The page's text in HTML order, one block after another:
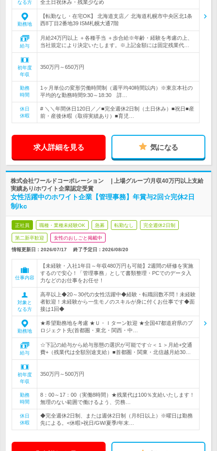
なる方
全土日祝休み・残業少なめ
勤務地
【転勤なし・在宅OK】 北海道支店／ 北海道札幌市中央区北1条
西8丁目2番地39 ISM札幌大通7階
給与
月給24万円以上 ＋各種手当 ＋歩合給※年齢・経験を考慮の上、
当社規定により決定いたします。※上記金額には固定残業代…
初年度
年収
350万円～650万円
勤務
時間
1ヶ月単位の変形労働時間制（週平均40時間以内）※東京本社の
平均的な勤務時間9:30～18:30 詳…
休日
休暇
# ＼＼年間休日120日／／■完全週休2日制（土日休み）■祝日■産
前・産後休暇（取得実績あり）■育児…
求人詳細を見る 気になる
株式会社ワールドコーポレーション | 上場グループ/月収40万円以上支給
実績あり/ホワイト企業認定受賞
女性活躍中のホワイト企業【管理事務】年賞与2回☆完休2日
制/kc
正社員 職種・業種未経験OK 急募 転勤なし 完全週休2日制
第二新卒歓迎 女性のおしごと掲載中
情報更新日：2026/07/17 終了予定日： 2026/08/20
仕事内容
【未経験・入社1年目～年収480万円も可能】2週間の研修を実施
するので安心！「管理事務」として書類整理・PCでのデータ入
力などのお仕事をお任せ！
対象と
なる方
高卒以上◆20～30代の女性活躍中◆経験・転職回数不問！未経験
者歓迎！未経験から一生モノのスキルが身に付くお仕事です◆面
接は1回◆
勤務地
★希望勤務地を考慮 ★Ｕ・Ｉターン歓迎 ★全国47都道府県のプ
ロジェクト先(首都圏・東北・関西・中…
給与
☆下記の給与から給与形態の選択が可能です☆＜１＞月給+交通
費+（残業代は全額別途支給）■首都圏・関東・北信越月給30…
初年度
年収
350万円～500万円
勤務
時間
8：00～17：00（実働8時間）★残業代は100％支給いたします！
無理のない範囲で働けるよう、労務…
休日
休暇
◆完全週休2日制、または週休2日制（月8日以上）※曜日は勤務
先による。<休暇>祝日/GW/夏季/年末…